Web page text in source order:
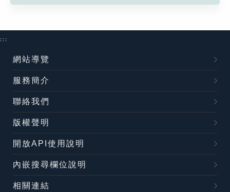
:::
網站導覽
服務簡介
聯絡我們
版權聲明
開放API使用說明
內嵌搜尋欄位說明
相關連結